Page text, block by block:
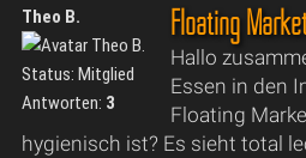
Theo B.
Status: Mitglied
Antworten: 3
Floating
Hallo
Essen in den
Floating
hygienisch ist? Es sieht total